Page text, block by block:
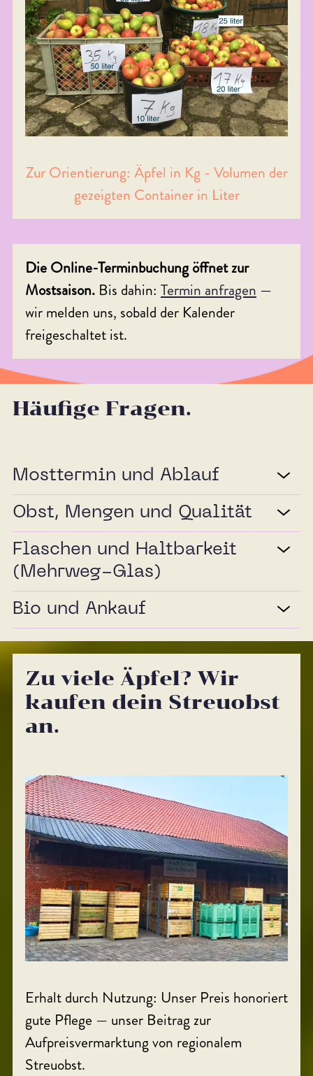
Zur Orientierung: Äpfel in Kg - Volumen der
gezeigten Container in Liter
Die Online-Terminbuchung öffnet zur
Mostsaison. Bis dahin: Termin anfragen —
wir melden uns, sobald der Kalender
freigeschaltet ist.
Häufige Fragen.
Mosttermin und Ablauf
Obst, Mengen und Qualität
Flaschen und Haltbarkeit
(Mehrweg-Glas)
Bio und Ankauf
Zu viele Äpfel? Wir
kaufen dein Streuobst
an.
Erhalt durch Nutzung: Unser Preis honoriert
gute Pflege — unser Beitrag zur
Aufpreisvermarktung von regionalem
Streuobst.